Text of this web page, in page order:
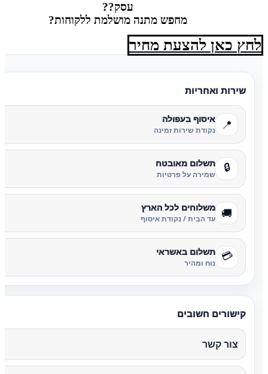
עסק??
מחפש מתנה מושלמת ללקוחות?
לחץ כאן להצעת מחיר
שירות ואחריות
📍 איסוף בעפולה
נקודת שירות זמינה
🔒 תשלום מאובטח
שמירה על פרטיות
🚚 משלוחים לכל הארץ
עד הבית / נקודת איסוף
💳 תשלום באשראי
נוח ומהיר
קישורים חשובים
צור קשר